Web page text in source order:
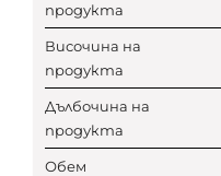
продукта
Височина на
продукта
Дълбочина на
продукта
Обем